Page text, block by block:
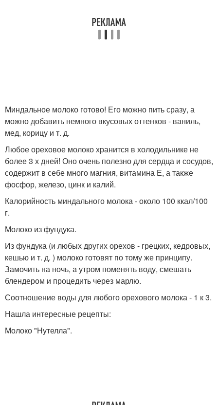
Миндальное молоко готово! Его можно пить сразу, а
можно добавить немного вкусовых оттенков - ваниль,
мед, корицу и т. д.
Любое ореховое молоко хранится в холодильнике не
более 3 х дней! Оно очень полезно для сердца и сосудов,
содержит в себе много магния, витамина Е, а также
фосфор, железо, цинк и калий.
Калорийность миндального молока - около 100 ккал/100
г.
Молоко из фундука.
Из фундука (и любых других орехов - грецких, кедровых,
кешью и т. д. ) молоко готовят по тому же принципу.
Замочить на ночь, а утром поменять воду, смешать
блендером и процедить через марлю.
Соотношение воды для любого орехового молока - 1 к 3.
Нашла интересные рецепты:
Молоко "Нутелла".